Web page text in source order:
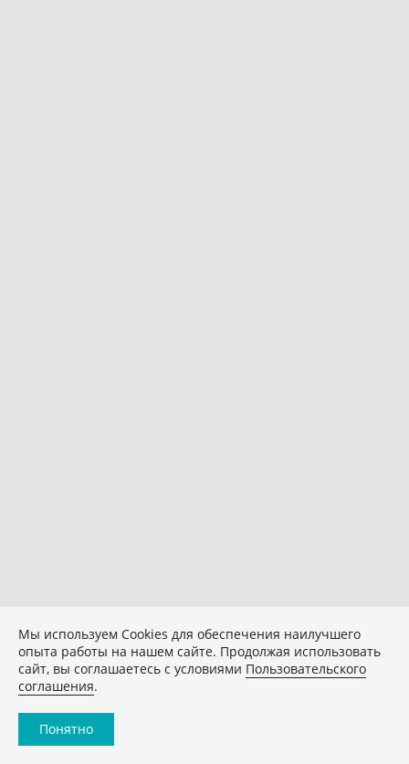
Мы используем Сookies для обеспечения наилучшего
опыта работы на нашем сайте. Продолжая использовать
сайт, вы соглашаетесь с условиями Пользовательского
соглашения.
Понятно